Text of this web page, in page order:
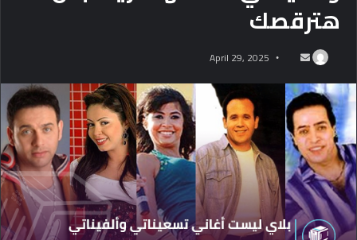
هترقصك
n
d
a
n
e
m
a
i
April 29, 2025